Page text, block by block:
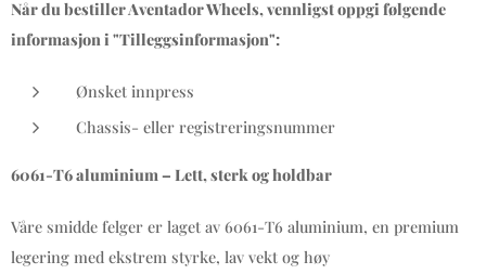
Når du bestiller Aventador Wheels, vennligst oppgi følgende
informasjon i "Tilleggsinformasjon":
Ønsket innpress
Chassis- eller registreringsnummer
6061-T6 aluminium – Lett, sterk og holdbar
Våre smidde felger er laget av 6061-T6 aluminium, en premium
legering med ekstrem styrke, lav vekt og høy